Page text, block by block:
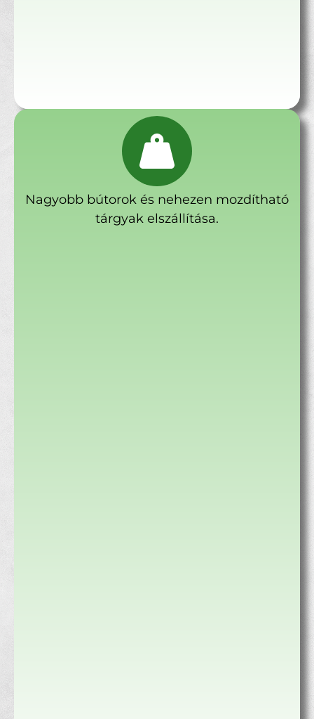
Nagyobb bútorok és nehezen mozdítható
tárgyak elszállítása.